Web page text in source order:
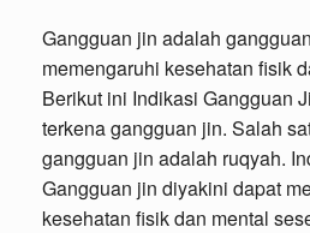
Gangguan jin adalah
memengaruhi kesehatan fisik
Berikut ini Indikasi Gangguan
terkena gangguan jin. Salah
gangguan jin adalah ruqyah.
Gangguan jin diyakini dapat
kesehatan fisik dan mental